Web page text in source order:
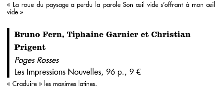
« La roue du paysage a perdu la parole Son œil vide s’offrant à mon œil
vide »
Bruno Fern, Tiphaine Garnier et Christian
Prigent
Pages Rosses
Les Impressions Nouvelles, 96 p., 9 €
« Craduire » les maximes latines.